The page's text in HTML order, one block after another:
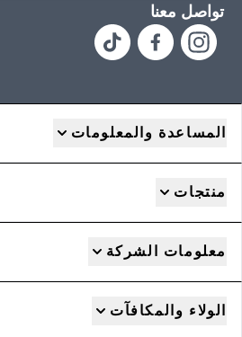
تواصل معنا
المساعدة والمعلومات
منتجات
معلومات الشركة
الولاء والمكافآت